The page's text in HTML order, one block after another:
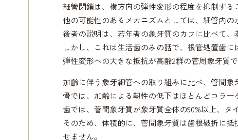
細管閉鎖は、横方向の弾性変形の程度を抑制す
他の可能性のあるメカニズムとしては、細管内
後者の説明は、若年者の象牙質のカフに比べて
しかし、これは生活歯のみの話で、根管処置歯に
弾性変形への大きな抵抗が高齢2群の菅周象牙質
加齢に伴う象牙細管への取り組みに比べ、管間
骨では、加齢による靭性の低下はほとんどコラー
歯では、菅間象牙質が象牙質全体の90%以上、タ
そのため、体積的に、菅間象牙質は歯根破折に
せません。